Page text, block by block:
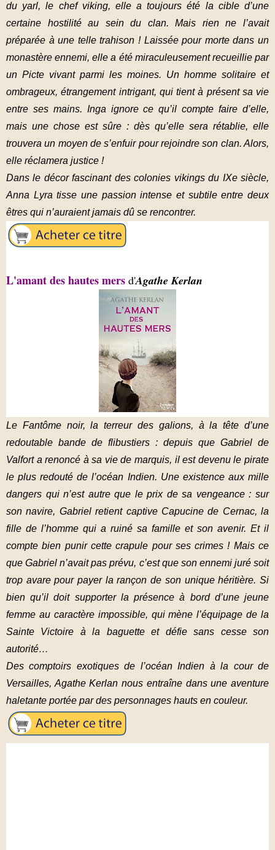
du yarl, le chef viking, elle a toujours été la cible d’une
certaine hostilité au sein du clan. Mais rien ne l’avait
préparée à une telle trahison ! Laissée pour morte dans un
monastère ennemi, elle a été miraculeusement recueillie par
un Picte vivant parmi les moines. Un homme solitaire et
ombrageux, étrangement intrigant, qui tient à présent sa vie
entre ses mains. Inga ignore ce qu’il compte faire d’elle,
mais une chose est sûre : dès qu’elle sera rétablie, elle
trouvera un moyen de s’enfuir pour rejoindre son clan. Alors,
elle réclamera justice !
Dans le décor fascinant des colonies vikings du IXe siècle,
Anna Lyra tisse une passion intense et subtile entre deux
êtres qui n’auraient jamais dû se rencontrer.
L'amant des hautes mers d'Agathe Kerlan
Le Fantôme noir, la terreur des galions, à la tête d’une
redoutable bande de flibustiers : depuis que Gabriel de
Valfort a renoncé à sa vie de marquis, il est devenu le pirate
le plus redouté de l’océan Indien. Une existence aux mille
dangers qui n’est autre que le prix de sa vengeance : sur
son navire, Gabriel retient captive Capucine de Cernac, la
fille de l’homme qui a ruiné sa famille et son avenir. Et il
compte bien punir cette crapule pour ses crimes ! Mais ce
que Gabriel n’avait pas prévu, c’est que son ennemi juré soit
trop avare pour payer la rançon de son unique héritière. Si
bien qu’il doit supporter la présence à bord d’une jeune
femme au caractère impossible, qui mène l’équipage de la
Sainte Victoire à la baguette et défie sans cesse son
autorité…
Des comptoirs exotiques de l’océan Indien à la cour de
Versailles, Agathe Kerlan nous entraîne dans une aventure
haletante portée par des personnages hauts en couleur.